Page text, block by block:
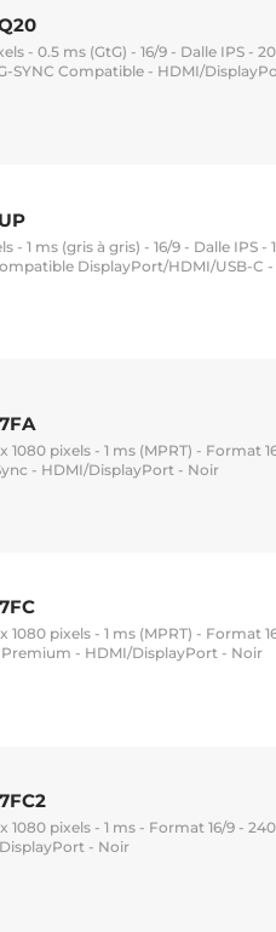
- 0.5 ms (GtG) - 16/9 - Dalle IPS -
SYNC Compatible - HDMI/
- 1 ms (gris à gris) - 16/9 - Dalle IPS -
DisplayPort/HDMI/USB-C
1080 pixels - 1 ms (MPRT) - Format
- HDMI/DisplayPort - Noir
1080 pixels - 1 ms (MPRT) - Format
- HDMI/DisplayPort - Noir
1080 pixels - 1 ms - Format 16/9 -
- Noir